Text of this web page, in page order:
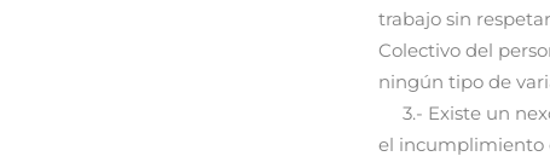
trabajo sin
Colectivo del
ningún tipo de
3.- Existe un
el incumplimiento